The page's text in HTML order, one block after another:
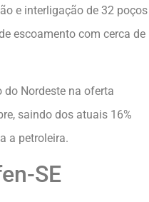
e interligação de 32 poços
escoamento com cerca de
Nordeste na oferta
saindo dos atuais 16%
a petroleira.
SE